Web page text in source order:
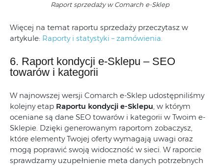
Raport sprzedaży w Comarch e-Sklep
Więcej na temat raportu sprzedaży przeczytasz w
artykule: Raporty i statystyki – zamówienia.
6. Raport kondycji e-Sklepu – SEO
towarów i kategorii
W najnowszej wersji Comarch e-Sklep udostępniliśmy
kolejny etap Raportu kondycji e-Sklepu, w którym
oceniane są dane SEO towarów i kategorii w Twoim e-
Sklepie. Dzięki generowanym raportom zobaczysz,
które elementy Twojej oferty wymagają uwagi oraz
mogą poprawić swoją widoczność w sieci. W raporcie
sprawdzamy uzupełnienie meta danych potrzebnych